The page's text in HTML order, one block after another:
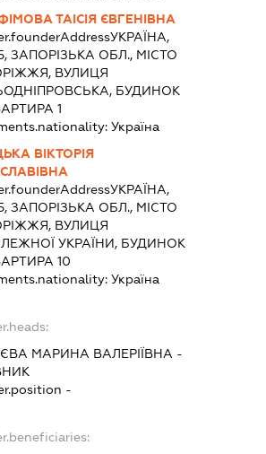
ТАІСІЯ ЄВГЕНІВНА
УКРАЇНА,
ЗАПОРІЗЬКА ОБЛ., МІСТО
ВУЛИЦЯ
БУДИНОК
1
Україна
ВІКТОРІЯ
УКРАЇНА,
ЗАПОРІЗЬКА ОБЛ., МІСТО
ВУЛИЦЯ
УКРАЇНИ, БУДИНОК
10
Україна
МАРИНА ВАЛЕРІЇВНА -
-